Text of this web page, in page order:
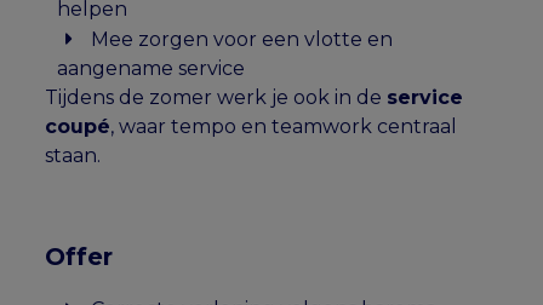
helpen
Mee zorgen voor een vlotte en
aangename service
Tijdens de zomer werk je ook in de service
coupé, waar tempo en teamwork centraal
staan.
Offer